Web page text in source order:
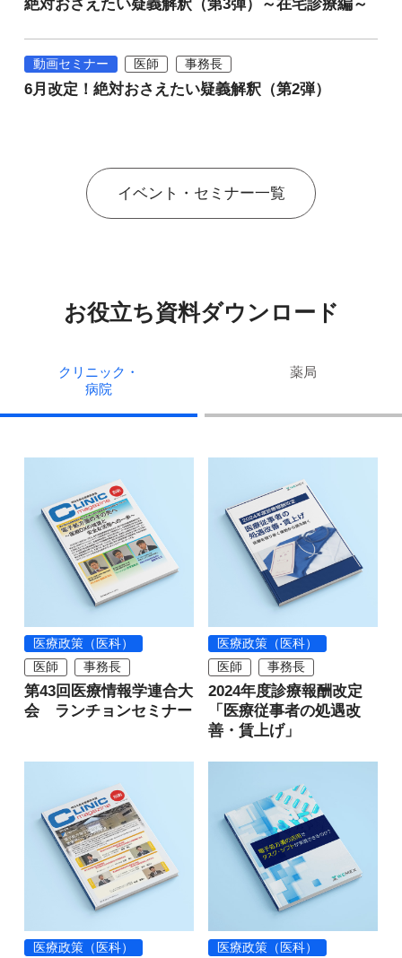
絶対おさえたい疑義解釈（第3弾）～在宅診療編～
動画セミナー 医師 事務長
6月改定！絶対おさえたい疑義解釈（第2弾）
イベント・セミナー一覧
お役立ち資料ダウンロード
クリニック・
病院
薬局
医療政策（医科）
医師
事務長
第43回医療情報学連合大
会 ランチョンセミナー
医療政策（医科）
医師
事務長
2024年度診療報酬改定
「医療従事者の処遇改
善・賃上げ」
医療政策（医科）
医療政策（医科）